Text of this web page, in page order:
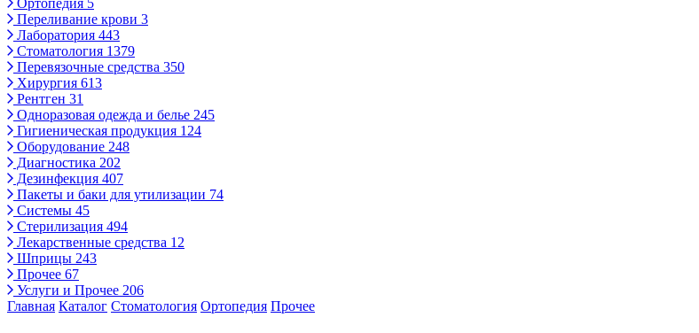
Ортопедия 5
Переливание крови 3
Лаборатория 443
Стоматология 1379
Перевязочные средства 350
Хирургия 613
Рентген 31
Одноразовая одежда и белье 245
Гигиеническая продукция 124
Оборудование 248
Диагностика 202
Дезинфекция 407
Пакеты и баки для утилизации 74
Системы 45
Стерилизация 494
Лекарственные средства 12
Шприцы 243
Прочее 67
Услуги и Прочее 206
Главная Каталог Стоматология Ортопедия Прочее